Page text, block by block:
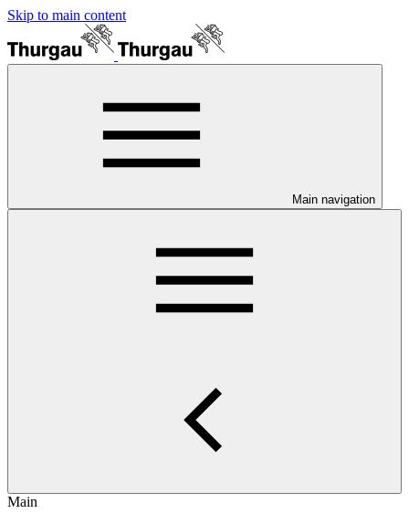
Skip to main content
Main navigation
Main